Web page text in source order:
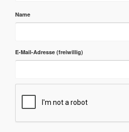
Name
E-Mail-Adresse